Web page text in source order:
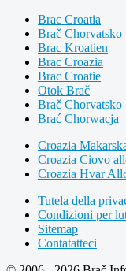
Brac Croatia
Brač Chorvatsko
Brac Kroatien
Brac Croazia
Brac Croatie
Otok Brač
Brač Chorvatsko
Brać Chorwacja
Croazia
Croazia Ciovo
Croazia Hvar
Tutela della
Condizioni per
Sitemap
Contatatteci